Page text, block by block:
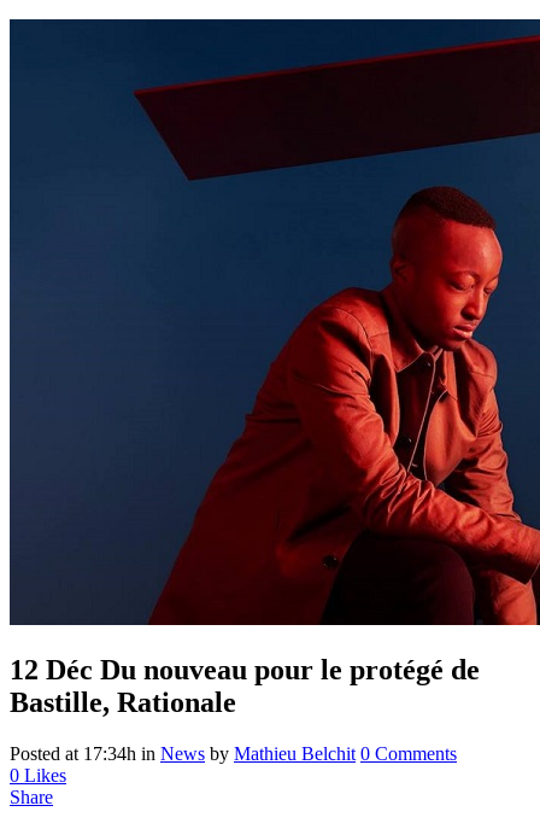
12 Déc Du nouveau pour le protégé de
Bastille, Rationale
Posted at 17:34h in News by Mathieu Belchit 0 Comments
0 Likes
Share